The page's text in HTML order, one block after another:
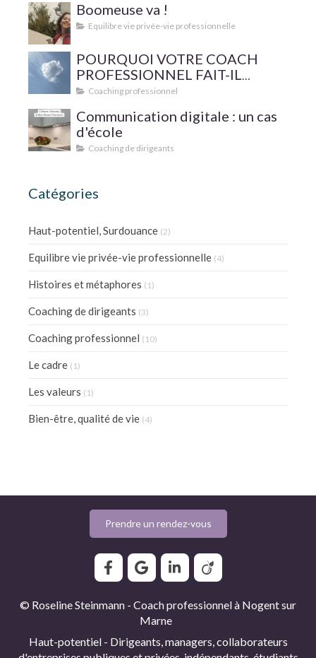
Boomeuse va !
Equilibre vie privée-vie professionnelle
POURQUOI VOTRE COACH
PROFESSIONNEL FAIT-IL
SUPERVISER SA PRATIQUE ?
Coaching professionnel
Communication digitale : un cas
d'école
Coaching de dirigeants
Catégories
Haut-potentiel, Surdouance (2)
Equilibre vie privée-vie professionnelle (4)
Histoires et métaphores (1)
Coaching de dirigeants (3)
Coaching professionnel (10)
Le cadre (1)
Les valeurs (1)
Bien-être, qualité de vie (4)
Prendre un rendez-vous
© Roseline Steinmann - Coach professionnel à Nogent sur
Marne
Haut-potentiel - Dirigeants, managers, collaborateurs